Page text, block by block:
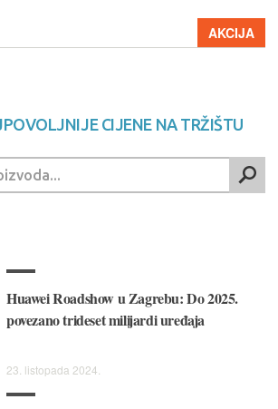
AKCIJA
CIJENE NA TRŽIŠTU
Huawei Roadshow u Zagrebu: Do 2025.
povezano trideset milijardi uređaja
23. listopada 2024.